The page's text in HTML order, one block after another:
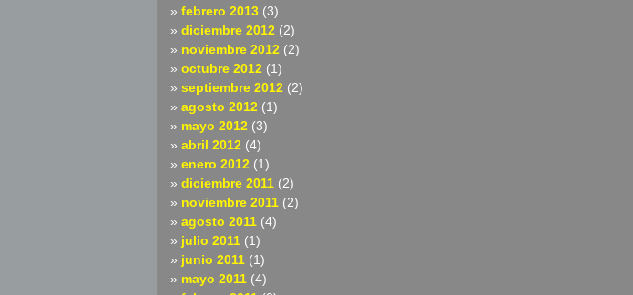
febrero 2013 (3)
diciembre 2012 (2)
noviembre 2012 (2)
octubre 2012 (1)
septiembre 2012 (2)
agosto 2012 (1)
mayo 2012 (3)
abril 2012 (4)
enero 2012 (1)
diciembre 2011 (2)
noviembre 2011 (2)
agosto 2011 (4)
julio 2011 (1)
junio 2011 (1)
mayo 2011 (4)